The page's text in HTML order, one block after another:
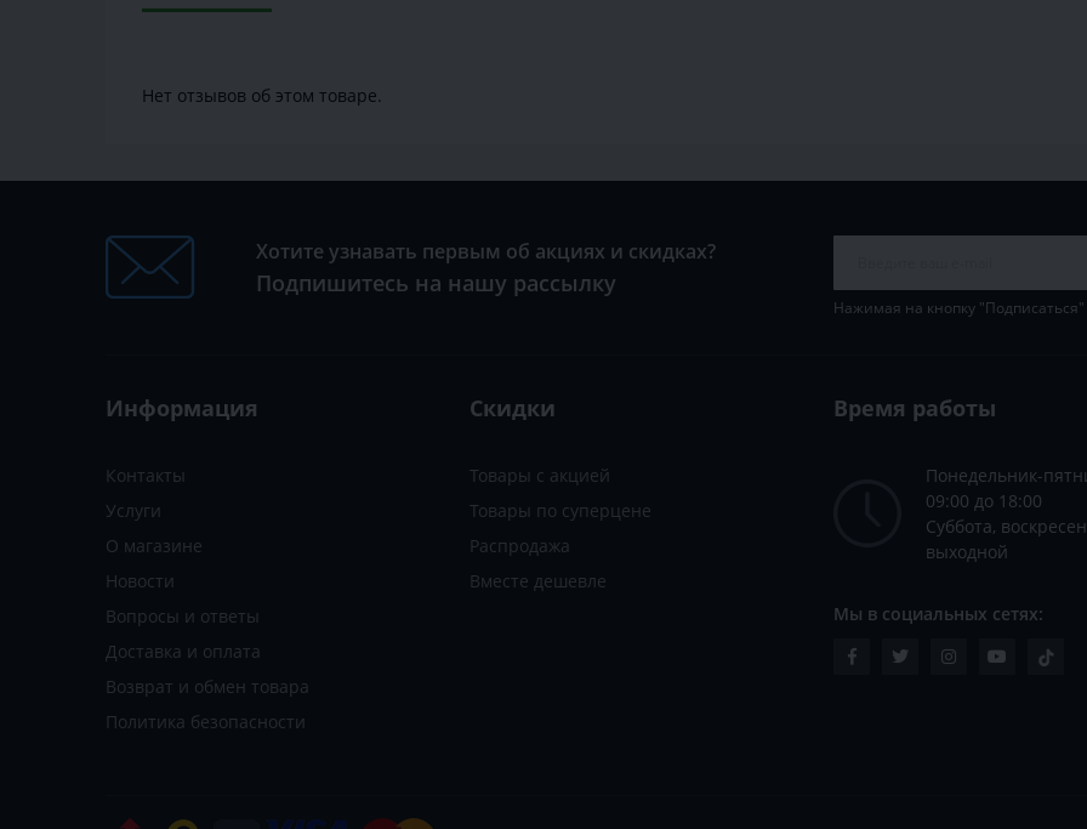
Нет отзывов об этом товаре.
Хотите узнавать первым об акциях и скидках?
Подпишитесь на нашу рассылку
Нажимая на кнопку
Информация
Контакты
Услуги
О магазине
Новости
Вопросы и ответы
Доставка и оплата
Возврат и обмен товара
Политика безопасности
Скидки
Товары с акцией
Товары по суперцене
Распродажа
Вместе дешевле
Время работы
Понедельник-
09:00 до 18:00
Суббота,
выходной
Мы в социальных сетях: